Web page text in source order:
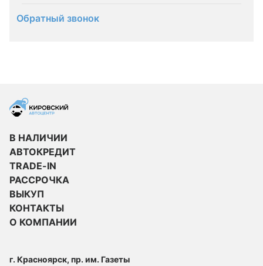
Обратный звонок
В НАЛИЧИИ
АВТОКРЕДИТ
TRADE-IN
РАССРОЧКА
ВЫКУП
КОНТАКТЫ
О КОМПАНИИ
г. Красноярск, пр. им. Газеты